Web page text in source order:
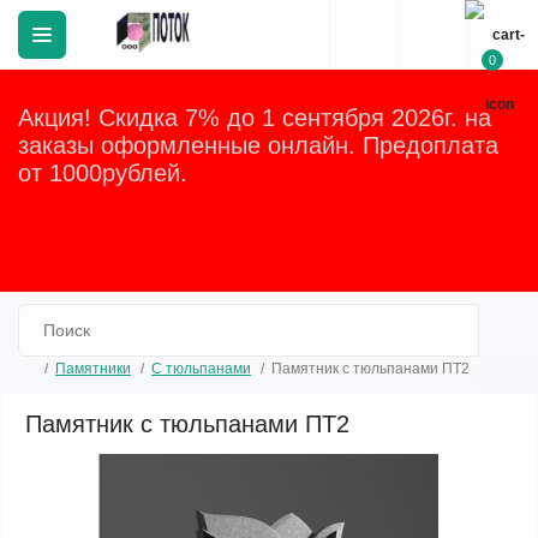
Акция! Скидка 7% до 1 сентября 2026г. на
заказы оформленные онлайн. Предоплата
от 1000рублей.
0
Памятники С тюльпанами Памятник с тюльпанами ПТ2
Памятник с тюльпанами ПТ2